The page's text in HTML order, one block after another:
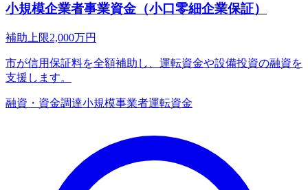
小規模企業者事業資金（小口零細企業保証）
補助上限2,000万円
市が信用保証料を全額補助し、運転資金や設備投資の融資を
支援します。
融資・資金調達小規模事業者運転資金